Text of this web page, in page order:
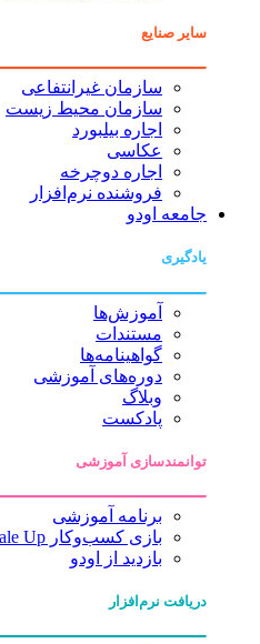
سایر صنایع
سازمان غیرانتفاعی
سازمان محیط زیست
اجاره بیلبورد
عکاسی
اجاره دوچرخه
فروشنده نرم‌افزار
جامعه اودو
یادگیری
آموزش‌ها
مستندات
گواهینامه‌ها
دوره‌های آموزشی
وبلاگ
پادکست
توانمندسازی آموزشی
برنامه آموزشی
بازی کسب‌وکار Scale Up!
بازدید از اودو
دریافت نرم‌افزار